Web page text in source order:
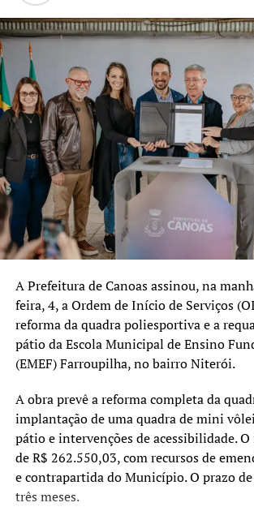
Nova Santa Rita
investindo em
planejamento e
para oferecer uma
educação pública
mais forte, humana e
preparada para os
do presente e do
Essa parceria com o
Tribunal de Contas
fortalece nosso
nos ajuda a
políticas que
estudantes no centro
decisões.”
A secretária municipal de Educação,
também comentou a participação do
programa.
A Prefeitura de Canoas assinou, na
feira, 4, a Ordem de Início de Serviços
reforma da quadra poliesportiva e a
pátio da Escola Municipal de Ensino
(EMEF) Farroupilha, no bairro Niterói.
A obra prevê a reforma completa da
implantação de uma quadra de mini
pátio e intervenções de acessibilidade.
de R$ 262.550,03, com recursos de
e contrapartida do Município. O prazo de
três meses.